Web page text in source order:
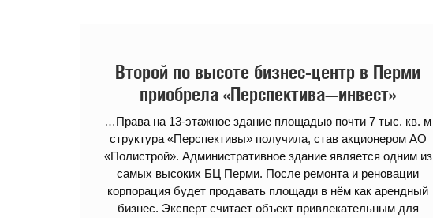
Второй по высоте бизнес-центр в Перми
приобрела «Перспектива—инвест»
…Права на 13-этажное здание площадью почти 7 тыс. кв. м
структура «Перспективы» получила, став акционером АО
«Полистрой». Административное здание является одним из
самых высоких БЦ Перми. После ремонта и реновации
корпорация будет продавать площади в нём как арендный
бизнес. Эксперт считает объект привлекательным для